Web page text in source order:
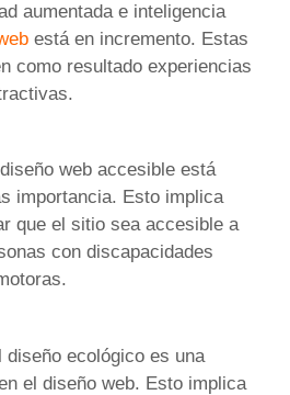
aumentada e inteligencia
está en incremento. Estas
como resultado experiencias
web accesible está
importancia. Esto implica
que el sitio sea accesible a
con discapacidades
diseño ecológico es una
el diseño web. Esto implica